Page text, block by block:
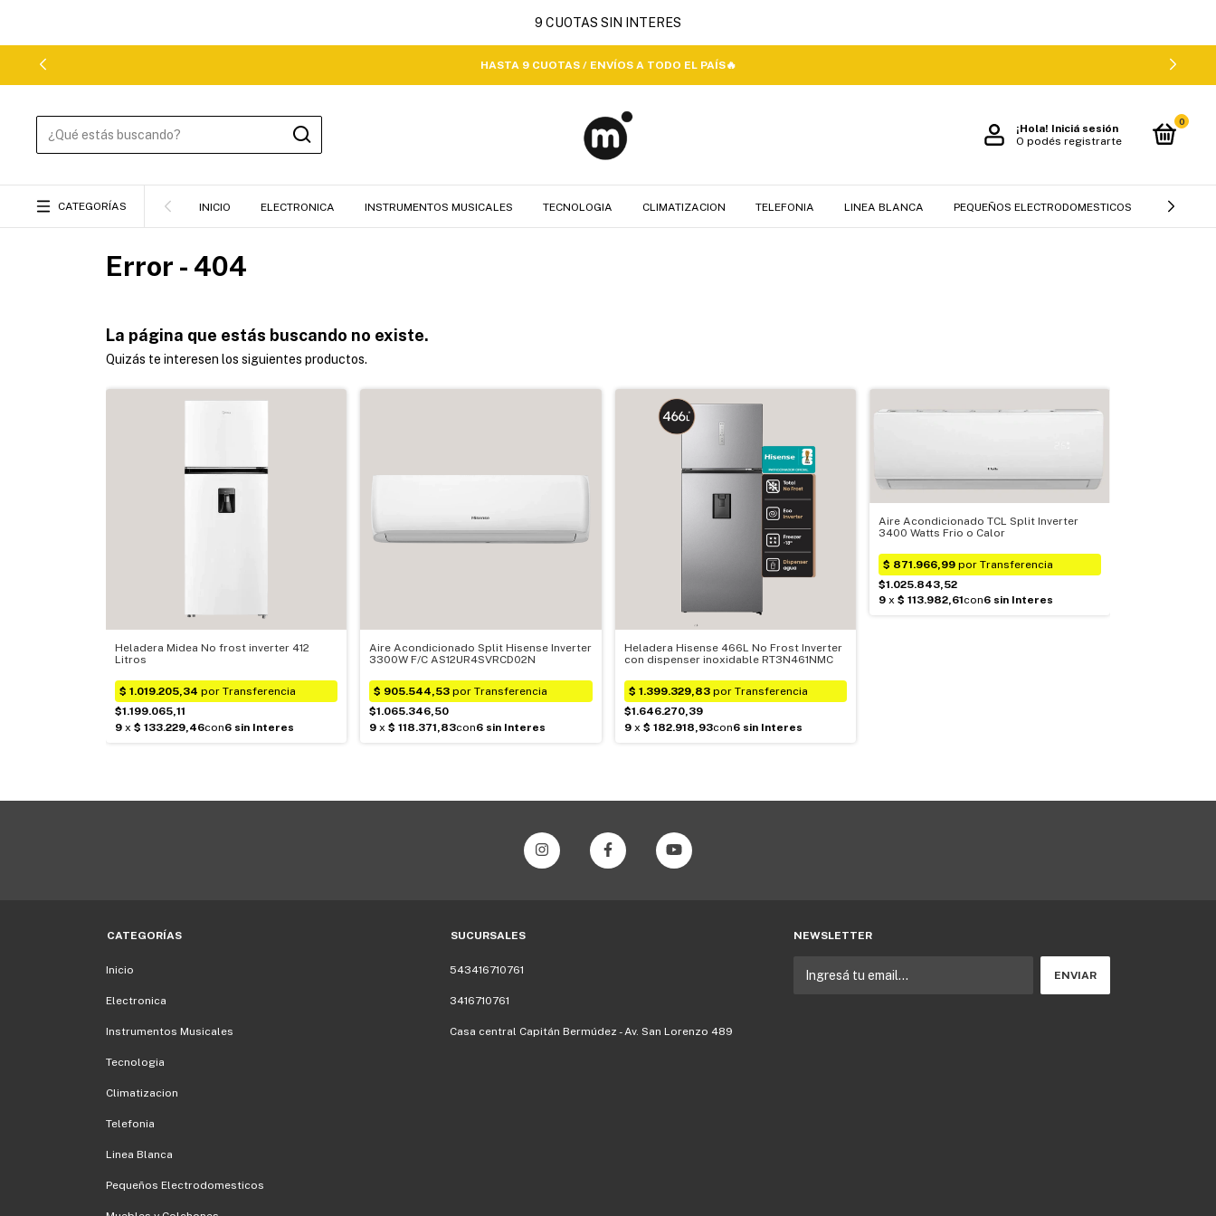
HASTA 9 CUOTAS / ENVÍOS A TODO EL PAÍS🔥
¡Hola! Iniciá sesión
O podés registrarte
0
CATEGORÍAS INICIO ELECTRONICA INSTRUMENTOS MUSICALES TECNOLOGIA CLIMATIZACION TELEFONIA LINEA BLANCA PEQUEÑOS ELECTRODOMESTICOS
Error - 404
La página que estás buscando no existe.
Quizás te interesen los siguientes productos.
Heladera Midea No frost inverter 412
Litros
$1.199.065,11
Aire Acondicionado Split Hisense Inverter
3300W F/C AS12UR4SVRCD02N
$1.065.346,50
Heladera Hisense 466L No Frost Inverter
con dispenser inoxidable RT3N461NMC
$1.646.270,39
Aire Acondicionado TCL Split Inverter
3400 Watts Frio o Calor
$1.025.843,52
CATEGORÍAS
Inicio
Electronica
Instrumentos Musicales
Tecnologia
Climatizacion
Telefonia
Linea Blanca
Pequeños Electrodomesticos
SUCURSALES
543416710761
3416710761
Casa central Capitán Bermúdez - Av. San Lorenzo 489
NEWSLETTER